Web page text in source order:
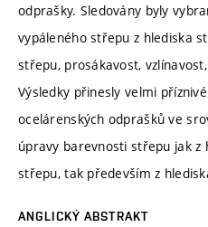
odprašky. Sledovány byly
vypáleného střepu z hlediska
střepu, prosákavost,
Výsledky přinesly velmi
ocelárenských odprašků ve
úpravy barevnosti střepu jak z
střepu, tak především z
ANGLICKÝ ABSTRAKT